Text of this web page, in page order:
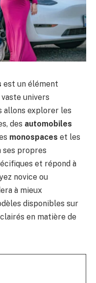
est un élément
univers
allons explorer les
des automobiles
monospaces et les
ses propres
et répond à
novice ou
à mieux
disponibles sur
en matière de